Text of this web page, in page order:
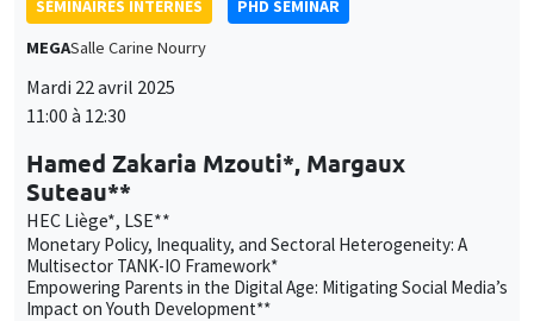
SÉMINAIRES INTERNES
PHD SEMINAR
MEGASalle Carine Nourry
Mardi 22 avril 2025
11:00 à 12:30
Hamed Zakaria Mzouti*, Margaux
Suteau**
HEC Liège*, LSE**
Monetary Policy, Inequality, and Sectoral Heterogeneity: A
Multisector TANK-IO Framework*
Empowering Parents in the Digital Age: Mitigating Social Media’s
Impact on Youth Development**